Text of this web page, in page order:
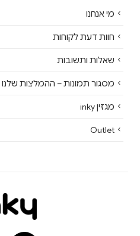
מי אנחנו
חוות דעת לקוחות
שאלות ותשובות
מסגור תמונות – ההמלצות שלנו
מגזין inky
Outlet